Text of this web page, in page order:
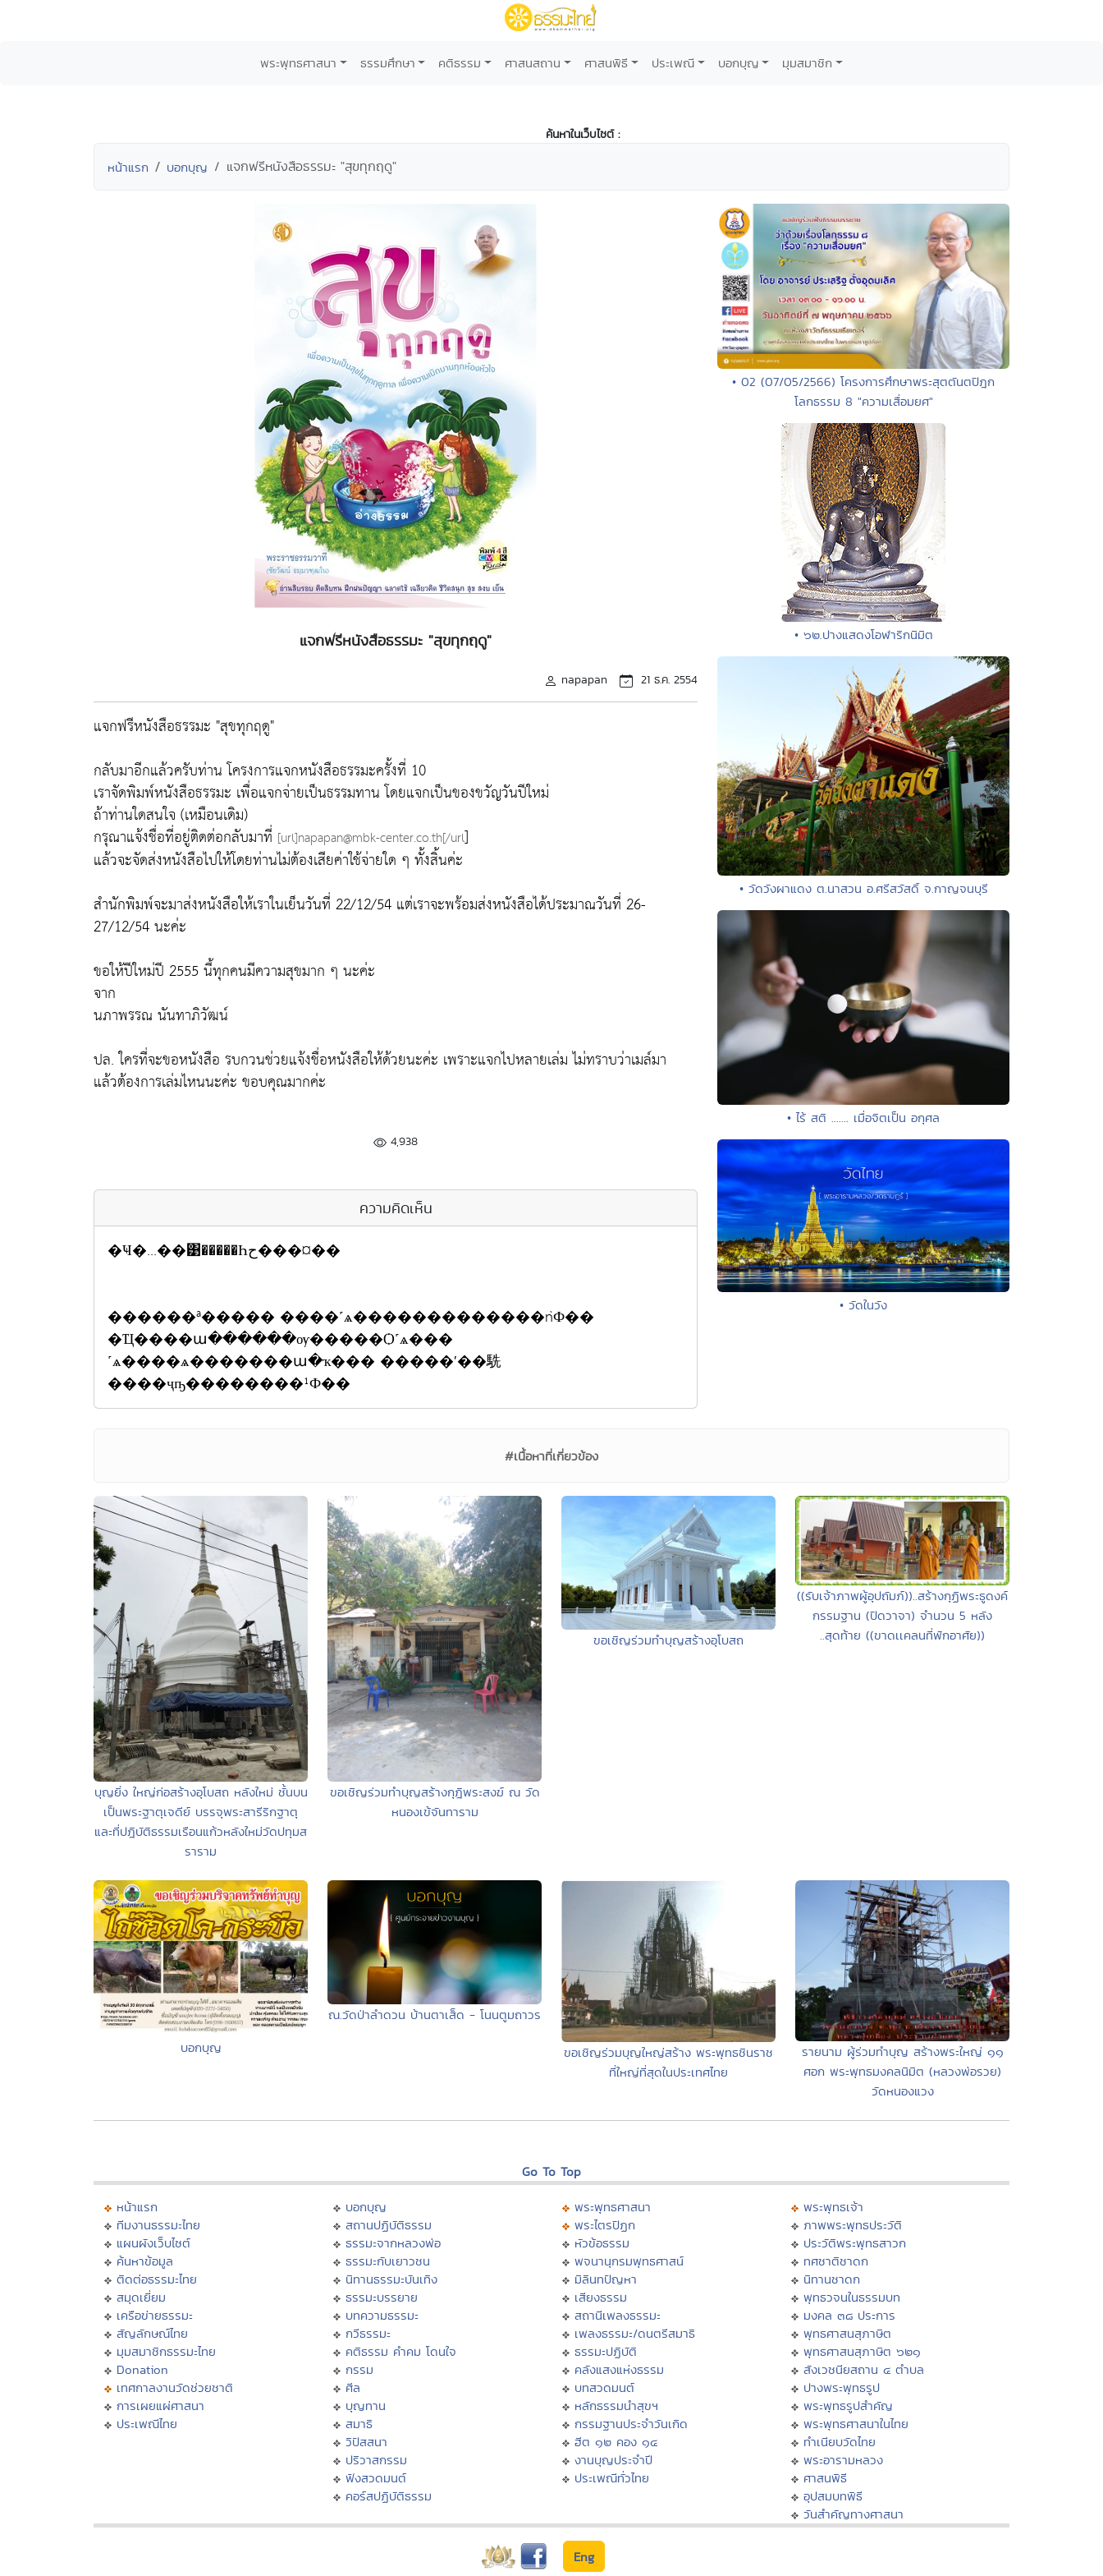
พระพุทธศาสนา ธรรมศึกษา คติธรรม ศาสนสถาน ศาสนพิธี ประเพณี บอกบุญ มุมสมาชิก
ค้นหาในเว็บไซต์ :
หน้าแรก บอกบุญ แจกฟรีหนังสือธรรมะ "สุขทุกฤดู"
แจกฟรีหนังสือธรรมะ "สุขทุกฤดู"
napapan 21 ธ.ค. 2554
แจกฟรีหนังสือธรรมะ "สุขทุกฤดู"
กลับมาอีกแล้วครับท่าน โครงการแจกหนังสือธรรมะครั้งที่ 10
เราจัดพิมพ์หนังสือธรรมะ เพื่อแจกจ่ายเป็นธรรมทาน โดยแจกเป็นของขวัญวันปีใหม่
ถ้าท่านใดสนใจ (เหมือนเดิม)
กรุณาแจ้งชื่อที่อยู่ติดต่อกลับมาที่ [url]napapan@mbk-center.co.th[/url]
แล้วจะจัดส่งหนังสือไปให้โดยท่านไม่ต้องเสียค่าใช้จ่ายใด ๆ ทั้งสิ้นค่ะ
สำนักพิมพ์จะมาส่งหนังสือให้เราในเย็นวันที่ 22/12/54 แต่เราจะพร้อมส่งหนังสือได้ประมาณวันที่ 26-
27/12/54 นะค่ะ
ขอให้ปีใหม่ปี 2555 นี้ทุกคนมีความสุขมาก ๆ นะค่ะ
จาก
นภาพรรณ นันทาภิวัฒน์
ปล. ใครที่จะขอหนังสือ รบกวนช่วยแจ้งชื่อหนังสือให้ด้วยนะค่ะ เพราะแจกไปหลายเล่ม ไม่ทราบว่าเมล์มา
แล้วต้องการเล่มไหนนะค่ะ ขอบคุณมากค่ะ
4,938
ความคิดเห็น
�Ҹ�...��͹�����Һح���¤��
������ª����� ����˹ѧ�������������ǹФ��
�Ҵ����ա������ѹ�����Ѻ˹ѧ���
˹ѧ����ѧ�������ա�ҡ��� �����ʹ��駪
����ҷҧ��������¹Ф��
• 02 (07/05/2566) โครงการศึกษาพระสุตตันตปิฎก
โลกธรรม 8 "ความเสื่อมยศ"
• ๖๒.ปางแสดงโอฬาริกนิมิต
• วัดวังผาแดง ต.นาสวน อ.ศรีสวัสดิ์ จ.กาญจนบุรี
• ไร้ สติ ....... เมื่อจิตเป็น อกุศล
• วัดในวัง
#เนื้อหาที่เกี่ยวข้อง
บุญยิ่ง ใหญ่ก่อสร้างอุโบสถ หลังใหม่ ชั้นบน
เป็นพระฐาตุเจดีย์ บรรจุพระสารีริกฐาตุ
และที่ปฎิบัติธรรมเรือนแก้วหลังใหม่วัดปทุมส
ราราม
ขอเชิญร่วมทำบุญสร้างกุฎิพระสงฆ์ ณ วัด
หนองเข้จันทาราม
ขอเชิญร่วมทำบุญสร้างอุโบสถ
((รับเจ้าภาพผู้อุปถัมภ์))..สร้างกุฏิพระธูดงค์
กรรมฐาน (ปิดวาจา) จำนวน 5 หลัง
..สุดท้าย ((ขาดเเคลนที่พักอาศัย))
บอกบุญ
ณ.วัดป่าลำดวน บ้านตาเส็ด - โนนตูมถาวร
ขอเชิญร่วมบุญใหญ่สร้าง พระพุทธชินราช
ที่ใหญ่ที่สุดในประเทศไทย
รายนาม ผู้ร่วมทำบุญ สร้างพระใหญ่ ๑๑
ศอก พระพุทธมงคลนิมิต (หลวงพ่อรวย)
วัดหนองแวง
Go To Top
หน้าแรก
ทีมงานธรรมะไทย
แผนผังเว็บไซต์
ค้นหาข้อมูล
ติดต่อธรรมะไทย
สมุดเยี่ยม
เครือข่ายธรรมะ
สัญลักษณ์ไทย
มุมสมาชิกธรรมะไทย
Donation
เทศกาลงานวัดช่วยชาติ
การเผยแผ่ศาสนา
ประเพณีไทย
บอกบุญ
สถานปฏิบัติธรรม
ธรรมะจากหลวงพ่อ
ธรรมะกับเยาวชน
นิทานธรรมะบันเทิง
ธรรมะบรรยาย
บทความธรรมะ
กวีธรรมะ
คติธรรม คำคม โดนใจ
กรรม
ศีล
บุญทาน
สมาธิ
วิปัสสนา
ปริวาสกรรม
ฟังสวดมนต์
คอร์สปฏิบัติธรรม
พระพุทธศาสนา
พระไตรปิฏก
หัวข้อธรรม
พจนานุกรมพุทธศาสน์
มิลินทปัญหา
เสียงธรรม
สถานีเพลงธรรมะ
เพลงธรรมะ/ดนตรีสมาธิ
ธรรมะปฏิบัติ
คลังแสงแห่งธรรม
บทสวดมนต์
หลักธรรมนำสุขฯ
กรรมฐานประจำวันเกิด
ฮีต ๑๒ คอง ๑๔
งานบุญประจำปี
ประเพณีทั่วไทย
พระพุทธเจ้า
ภาพพระพุทธประวัติ
ประวัติพระพุทธสาวก
ทศชาติชาดก
นิทานชาดก
พุทธวจนในธรรมบท
มงคล ๓๘ ประการ
พุทธศาสนสุภาษิต
พุทธศาสนสุภาษิต ๖๒๑
สังเวชนียสถาน ๔ ตำบล
ปางพระพุทธรูป
พระพุทธรูปสำคัญ
พระพุทธศาสนาในไทย
ทำเนียบวัดไทย
พระอารามหลวง
ศาสนพิธี
อุปสมบทพิธี
วันสำคัญทางศาสนา
Eng